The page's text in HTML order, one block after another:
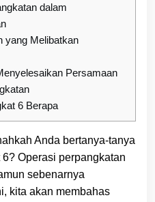
dalam
yang Melibatkan
Persamaan
6 Berapa
Anda bertanya-tanya
Operasi perpangkatan
sebenarnya
kita akan membahas